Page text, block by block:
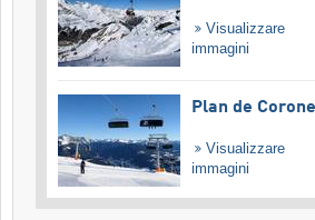
Visualizzare
immagini
Plan de
Visualizzare
immagini